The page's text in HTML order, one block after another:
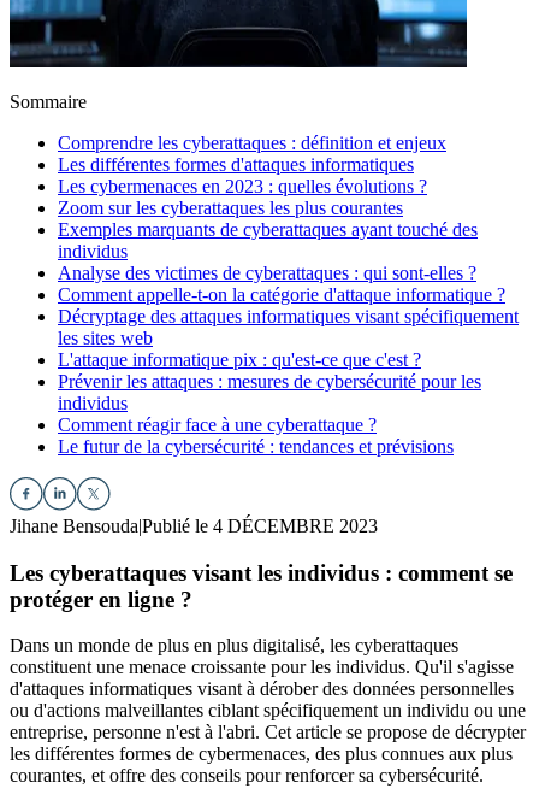
Sommaire
Comprendre les cyberattaques : définition et enjeux
Les différentes formes d'attaques informatiques
Les cybermenaces en 2023 : quelles évolutions ?
Zoom sur les cyberattaques les plus courantes
Exemples marquants de cyberattaques ayant touché des
individus
Analyse des victimes de cyberattaques : qui sont-elles ?
Comment appelle-t-on la catégorie d'attaque informatique ?
Décryptage des attaques informatiques visant spécifiquement
les sites web
L'attaque informatique pix : qu'est-ce que c'est ?
Prévenir les attaques : mesures de cybersécurité pour les
individus
Comment réagir face à une cyberattaque ?
Le futur de la cybersécurité : tendances et prévisions
Jihane Bensouda|Publié le 4 DÉCEMBRE 2023
Les cyberattaques visant les individus : comment se
protéger en ligne ?
Dans un monde de plus en plus digitalisé, les cyberattaques
constituent une menace croissante pour les individus. Qu'il s'agisse
d'attaques informatiques visant à dérober des données personnelles
ou d'actions malveillantes ciblant spécifiquement un individu ou une
entreprise, personne n'est à l'abri. Cet article se propose de décrypter
les différentes formes de cybermenaces, des plus connues aux plus
courantes, et offre des conseils pour renforcer sa cybersécurité.